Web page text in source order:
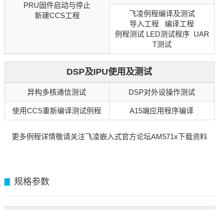
PRU固件启动与停止
新建CCS工程
飞凌例程编译及测试
导入工程 编译工程
例程测试 LED测试程序 UAR
T测试
DSP及IPU使用及测试
异构多核通信测试 DSP对外设操作测试
使用CCS重新编译测试例程 A15端应用程序编译
更多例程详情敬请关注飞凌嵌入式官方论坛AM571x下载资料
规格参数